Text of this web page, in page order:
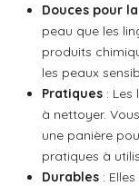
Douces pour
peau que les
produits
les peaux
Pratiques :
à nettoyer.
une panière
pratiques à
Durables :